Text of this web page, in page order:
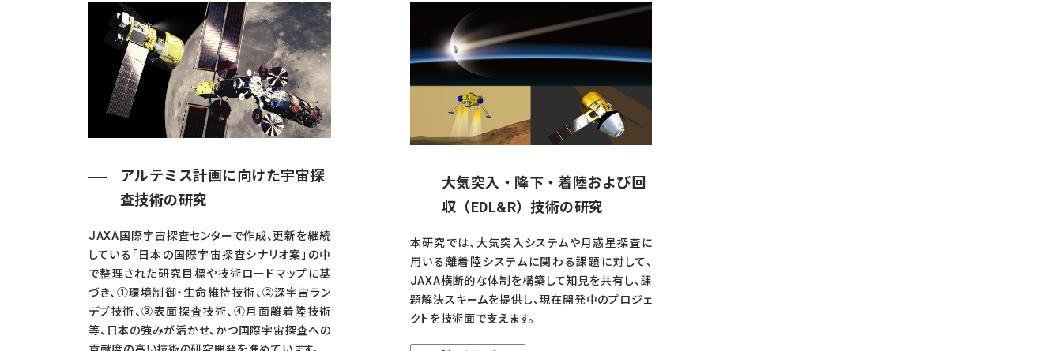
アルテミス計画に向けた宇宙探
査技術の研究
JAXA国際宇宙探査センターで作成、更新を継続
している「日本の国際宇宙探査シナリオ案」の中
で整理された研究目標や技術ロードマップに基
づき、①環境制御・生命維持技術、②深宇宙ラン
デブ技術、③表面探査技術、④月面離着陸技術
等、日本の強みが活かせ、かつ国際宇宙探査への
大気突入・降下・着陸および回
収（EDL&R）技術の研究
本研究では、大気突入システムや月惑星探査に
用いる離着陸システムに関わる課題に対して、
JAXA横断的な体制を構築して知見を共有し、課
題解決スキームを提供し、現在開発中のプロジェ
クトを技術面で支えます。